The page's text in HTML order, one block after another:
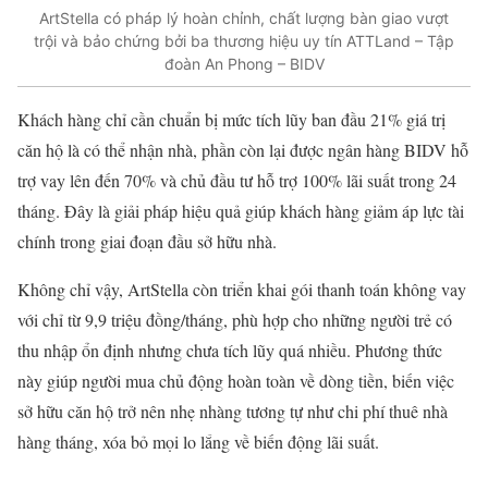
ArtStella có pháp lý hoàn chỉnh, chất lượng bàn giao vượt
trội và bảo chứng bởi ba thương hiệu uy tín ATTLand – Tập
đoàn An Phong – BIDV
Khách hàng chỉ cần chuẩn bị mức tích lũy ban đầu 21% giá trị
căn hộ là có thể nhận nhà, phần còn lại được ngân hàng BIDV hỗ
trợ vay lên đến 70% và chủ đầu tư hỗ trợ 100% lãi suất trong 24
tháng. Đây là giải pháp hiệu quả giúp khách hàng giảm áp lực tài
chính trong giai đoạn đầu sở hữu nhà.
Không chỉ vậy, ArtStella còn triển khai gói thanh toán không vay
với chỉ từ 9,9 triệu đồng/tháng, phù hợp cho những người trẻ có
thu nhập ổn định nhưng chưa tích lũy quá nhiều. Phương thức
này giúp người mua chủ động hoàn toàn về dòng tiền, biến việc
sở hữu căn hộ trở nên nhẹ nhàng tương tự như chi phí thuê nhà
hàng tháng, xóa bỏ mọi lo lắng về biến động lãi suất.